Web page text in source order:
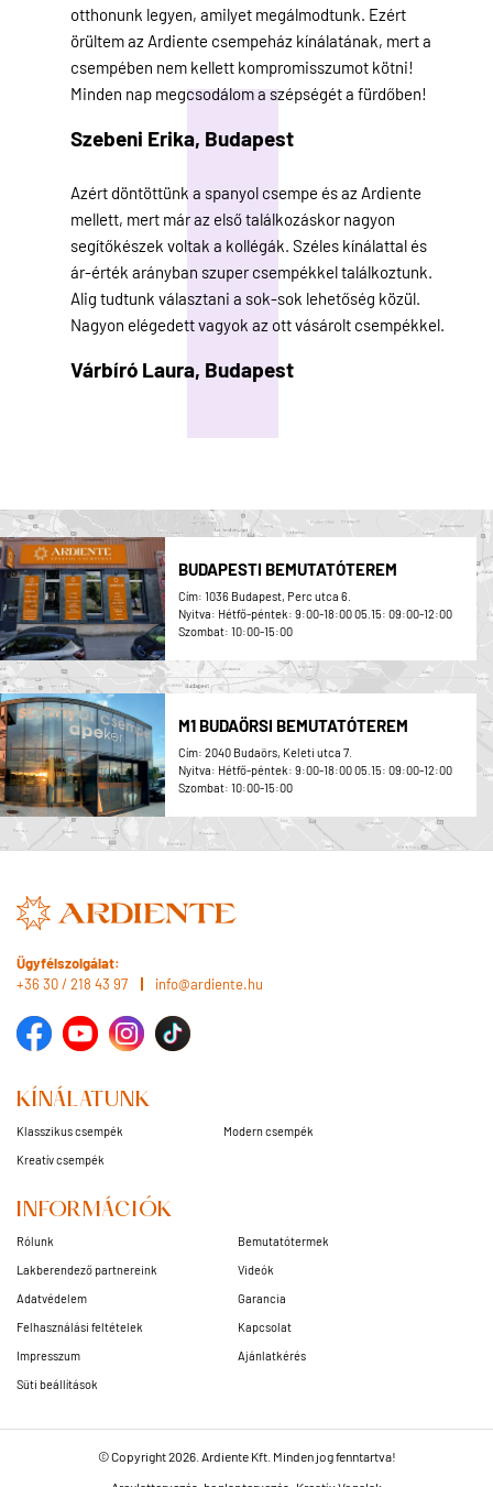
otthonunk legyen, amilyet megálmodtunk. Ezért
örültem az Ardiente csempeház kínálatának, mert a
csempében nem kellett kompromisszumot kötni!
Minden nap megcsodálom a szépségét a fürdőben!
Szebeni Erika, Budapest
Azért döntöttünk a spanyol csempe és az Ardiente
mellett, mert már az első találkozáskor nagyon
segítőkészek voltak a kollégák. Széles kínálattal és
ár-érték arányban szuper csempékkel találkoztunk.
Alig tudtunk választani a sok-sok lehetőség közül.
Nagyon elégedett vagyok az ott vásárolt csempékkel.
Várbíró Laura, Budapest
BUDAPESTI BEMUTATÓTEREM
Cím: 1036 Budapest, Perc utca 6.
Nyitva: Hétfő-péntek: 9:00-18:00 05.15: 09:00-12:00
Szombat: 10:00-15:00
M1 BUDAÖRSI BEMUTATÓTEREM
Cím: 2040 Budaörs, Keleti utca 7.
Nyitva: Hétfő-péntek: 9:00-18:00 05.15: 09:00-12:00
Szombat: 10:00-15:00
Ügyfélszolgálat:
+36 30 / 218 43 97
info@ardiente.hu
KÍNÁLATUNK
Klasszikus csempék
Modern csempék
Kreatív csempék
INFORMÁCIÓK
Rólunk
Bemutatótermek
Lakberendező partnereink
Videók
Adatvédelem
Garancia
Felhasználási feltételek
Kapcsolat
Impresszum
Ajánlatkérés
Süti beállítások
© Copyright 2026. Ardiente Kft. Minden jog fenntartva!